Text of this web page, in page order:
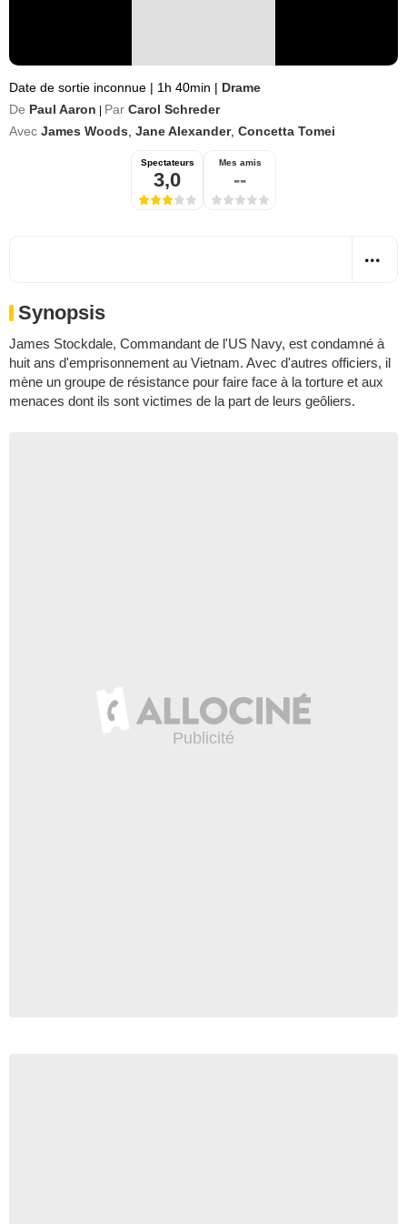
Date de sortie inconnue | 1h 40min | Drame
De Paul Aaron Par Carol Schreder
Avec James Woods Jane Alexander, Concetta Tomei
Spectateurs
3,0
Mes amis
--
Synopsis
James Stockdale, Commandant de l'US Navy, est condamné à
huit ans d'emprisonnement au Vietnam. Avec d'autres officiers, il
mène un groupe de résistance pour faire face à la torture et aux
menaces dont ils sont victimes de la part de leurs geôliers.